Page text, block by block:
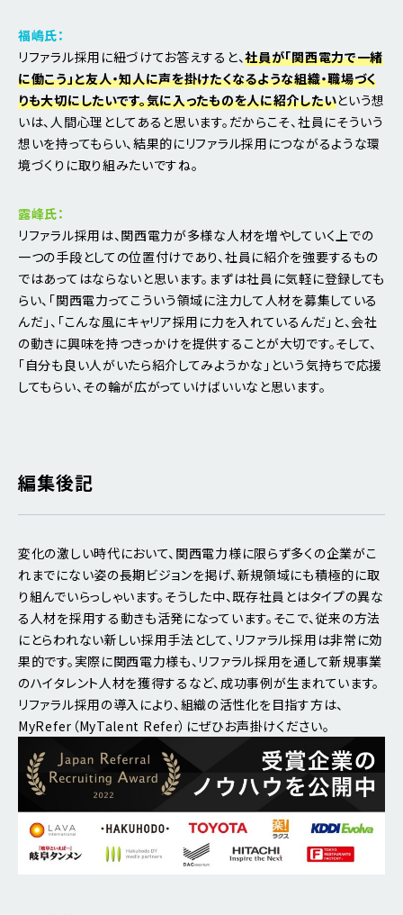
福嶋氏：
リファラル採用に紐づけてお答えすると、社員が「関西電力で一緒
に働こう」と友人・知人に声を掛けたくなるような組織・職場づく
りも大切にしたいです。気に入ったものを人に紹介したいという想
いは、人間心理としてあると思います。だからこそ、社員にそういう
想いを持ってもらい、結果的にリファラル採用につながるような環
境づくりに取り組みたいですね。
露峰氏：
リファラル採用は、関西電力が多様な人材を増やしていく上での
一つの手段としての位置付けであり、社員に紹介を強要するもの
ではあってはならないと思います。まずは社員に気軽に登録しても
らい、「関西電力ってこういう領域に注力して人材を募集している
んだ」、「こんな風にキャリア採用に力を入れているんだ」と、会社
の動きに興味を持つきっかけを提供することが大切です。そして、
「自分も良い人がいたら紹介してみようかな」という気持ちで応援
してもらい、その輪が広がっていけばいいなと思います。
編集後記
変化の激しい時代において、関西電力様に限らず多くの企業がこ
れまでにない姿の長期ビジョンを掲げ、新規領域にも積極的に取
り組んでいらっしゃいます。そうした中、既存社員とはタイプの異な
る人材を採用する動きも活発になっています。そこで、従来の方法
にとらわれない新しい採用手法として、リファラル採用は非常に効
果的です。実際に関西電力様も、リファラル採用を通して新規事業
のハイタレント人材を獲得するなど、成功事例が生まれています。
リファラル採用の導入により、組織の活性化を目指す方は、
MyRefer（MyTalent Refer）にぜひお声掛けください。